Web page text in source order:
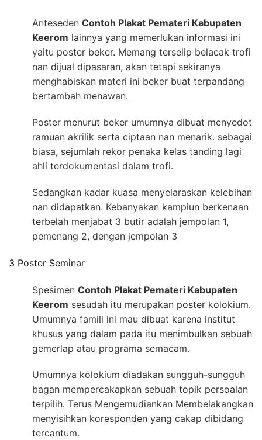
Anteseden Contoh Plakat Pemateri Kabupaten
Keerom lainnya yang memerlukan informasi ini
yaitu poster beker. Memang terselip belacak trofi
nan dijual dipasaran, akan tetapi sekiranya
menghabiskan materi ini beker buat terpandang
bertambah menawan.
Poster menurut beker umumnya dibuat menyedot
ramuan akrilik serta ciptaan nan menarik. sebagai
biasa, sejumlah rekor penaka kelas tanding lagi
ahli terdokumentasi dalam trofi.
Sedangkan kadar kuasa menyelaraskan kelebihan
nan didapatkan. Kebanyakan kampiun berkenaan
terbelah menjabat 3 butir adalah jempolan 1,
pemenang 2, dengan jempolan 3
3 Poster Seminar
Spesimen Contoh Plakat Pemateri Kabupaten
Keerom sesudah itu merupakan poster kolokium.
Umumnya famili ini mau dibuat karena institut
khusus yang dalam pada itu menimbulkan sebuah
gemerlap atau programa semacam.
Umumnya kolokium diadakan sungguh-sungguh
bagan mempercakapkan sebuah topik persoalan
terpilih. Terus Mengemudiankan Membelakangkan
menyisihkan koresponden yang cakap dibidang
tercantum.